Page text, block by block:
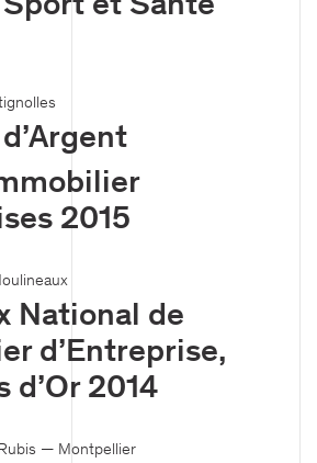
2015
National de
d’Entreprise,
d’Or 2014
— Montpellier